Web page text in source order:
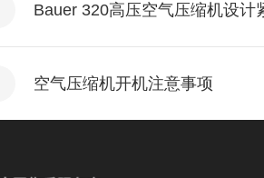
Bauer 320高压空气压缩机设计
空气压缩机开机注意事项